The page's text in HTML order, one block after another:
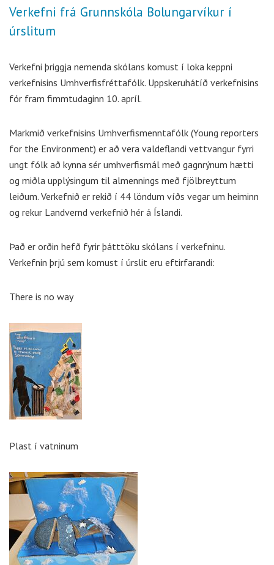
Verkefni frá Grunnskóla Bolungarvíkur í
úrslitum
Verkefni þriggja nemenda skólans komust í loka keppni
verkefnisins Umhverfisfréttafólk. Uppskeruhátíð verkefnisins
fór fram fimmtudaginn 10. apríl.
Markmið verkefnisins Umhverfismenntafólk (Young reporters
for the Environment) er að vera valdeflandi vettvangur fyrri
ungt fólk að kynna sér umhverfismál með gagnrýnum hætti
og miðla upplýsingum til almennings með fjölbreyttum
leiðum. Verkefnið er rekið í 44 löndum víðs vegar um heiminn
og rekur Landvernd verkefnið hér á Íslandi.
Það er orðin hefð fyrir þátttöku skólans í verkefninu.
Verkefnin þrjú sem komust í úrslit eru eftirfarandi:
There is no way
Plast í vatninum